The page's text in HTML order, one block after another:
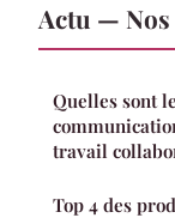
Actu —
Quelles sont
travail
Top 4 des